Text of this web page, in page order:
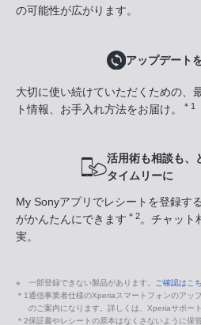
の可能性が広がります。
アップデート
大切に使い続けていただくための、
ト情報、お手入れ方法をお届け。
＊1
活用術も相談も、
タイムリーに
My Sonyアプリでレシートを登録す
がかんたんにできます ＊2。チャット
実。
※ 一部登録できない製品があります。 ご確認はこ
＊1通信事業者仕様のXperiaスマートフォンのアッ
のご案内になります。詳しくは、Xperiaサポー
＊2保証書やレシートの原本はなくさないように保